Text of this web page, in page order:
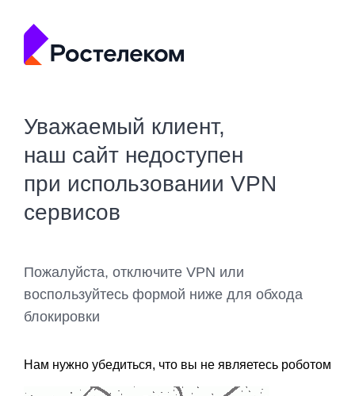
Уважаемый клиент,
наш сайт недоступен
при использовании VPN
сервисов
Пожалуйста, отключите VPN или
воспользуйтесь формой ниже для обхода
блокировки
Нам нужно убедиться, что вы не являетесь роботом